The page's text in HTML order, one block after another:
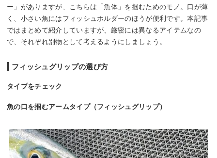
ー」がありますが、こちらは「魚体」を掴むためのモノ。口が薄
く、小さい魚にはフィッシュホルダーのほうが便利です。本記事
ではまとめて紹介していますが、厳密には異なるアイテムなの
で、それぞれ別物として考えるようにしましょう。
フィッシュグリップの選び方
タイプをチェック
魚の口を掴むアームタイプ（フィッシュグリップ）